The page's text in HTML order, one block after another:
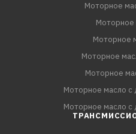
Моторное
Моторное
Моторное
Моторное
Моторное
Моторное масло с
Моторное масло с